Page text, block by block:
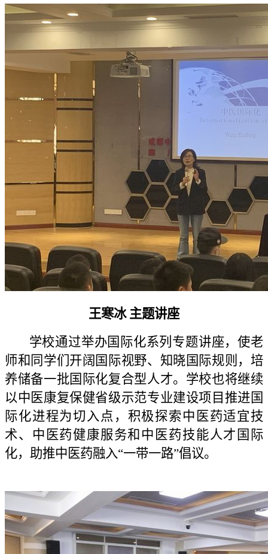
王寒冰 主题讲座
学校通过举办国际化系列专题讲座，使老
师和同学们开阔国际视野、知晓国际规则，培
养储备一批国际化复合型人才。学校也将继续
以中医康复保健省级示范专业建设项目推进国
际化进程为切入点， 积极探索中医药适宜技
术、中医药健康服务和 中医药技能人才 国际
化，助推中医药融入“一带一路”倡议。